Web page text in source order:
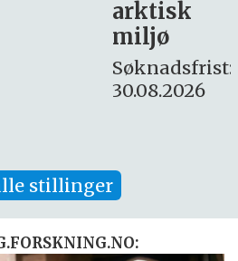
Søknadsfrist:
16. august.
stillinger